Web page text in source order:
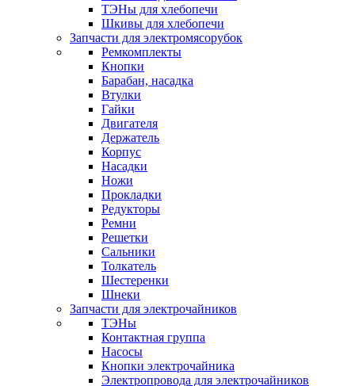
ТЭНы для хлебопечи
Шкивы для хлебопечи
Запчасти для электромясорубок
Ремкомплекты
Кнопки
Барабан, насадка
Втулки
Гайки
Двигателя
Держатель
Корпус
Насадки
Ножи
Прокладки
Редукторы
Ремни
Решетки
Сальники
Толкатель
Шестеренки
Шнеки
Запчасти для электрочайников
ТЭНы
Контактная группа
Насосы
Кнопки электрочайника
Электропровода для электрочайников